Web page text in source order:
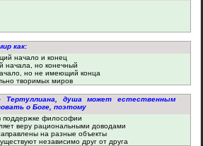
как:
начало и конец
начала, но конечный
но не имеющий конца
творимых миров
Тертуллиана, душа может естественным
о Боге, поэтому
поддержке философии
веру рациональными доводами
на разные объекты
независимо друг от друга